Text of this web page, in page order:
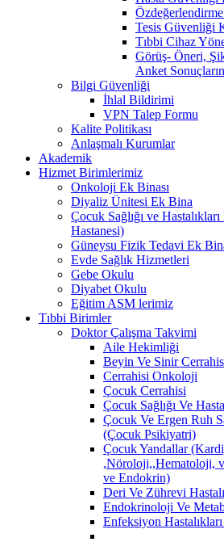
Tesis Güvenliği
Tıbbi Cihaz
Görüş- Öneri,
Anket
Bilgi Güvenliği
İhlal Bildirimi
VPN Talep Formu
Kalite Politikası
Anlaşmalı Kurumlar
Akademik
Hizmet Birimlerimiz
Onkoloji Ek Binası
Diyaliz Ünitesi Ek Bina
Çocuk Sağlığı ve
Hastanesi)
Güneysu Fizik Tedavi Ek
Evde Sağlık Hizmetleri
Gebe Okulu
Diyabet Okulu
Eğitim ASM lerimiz
Tıbbi Birimler
Doktor Çalışma Takvimi
Aile Hekimliği
Beyin Ve Sinir
Cerrahisi Onkoloji
Çocuk Cerrahisi
Çocuk Sağlığı Ve
Çocuk Ve Ergen Ruh
(Çocuk Psikiyatri)
Çocuk Yandallar
,Nöroloji,,Hematoloji,
ve Endokrin)
Deri Ve Zührevi
Endokrinoloji Ve
Enfeksiyon